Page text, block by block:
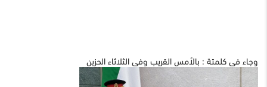
وجاء في كلمتة : بالأمس القریب وفي الثلاثاء الحزین